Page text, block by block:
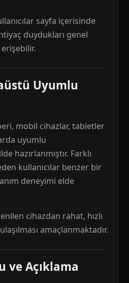
sayfa içerisinde
duydukları genel
Uyumlu
mobil cihazlar, tabletler
uyumlu
hazırlanmıştır. Farklı
kullanıcılar benzer bir
deneyimi elde
cihazdan rahat, hızlı
amaçlanmaktadır.
ve Açıklama